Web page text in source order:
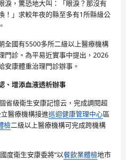
淚，驚恐地大叫：「眼淚？那沒有
！」求較年夜的縣至多有1所縣級公
全國有5500多所二級以上醫療機構
門診。為平易近實事中提出，2026
安康體重治理門診辦事。
、增添血液透析辦事
省級衛生安康記憶云，完成調閱超
醫療機構接進巡迴健康管理中心區
檢二級以上醫療機構可完成跨機構
度衛生安康委將“以餐飲業體檢地市